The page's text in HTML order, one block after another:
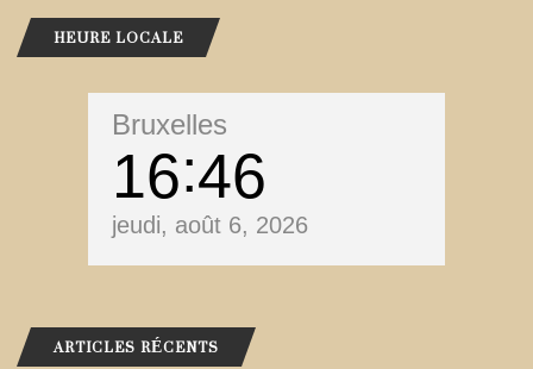
HEURE LOCALE
Bruxelles
16 46
jeudi, août 6, 2026
ARTICLES RÉCENTS